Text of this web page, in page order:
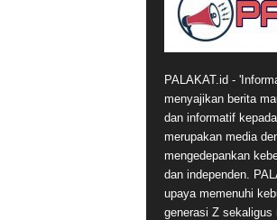
PALAKAT.id -
menyajikan berita
dan informatif
merupakan media
mengedepankan
dan independen.
upaya memenuhi
generasi Z sekaligus